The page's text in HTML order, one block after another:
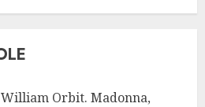
Orbit. Madonna,